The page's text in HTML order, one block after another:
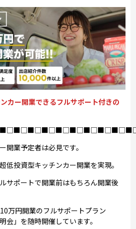
カー開業できるフルサポート付きの
開業予定者は必見です。
低投資型キッチンカー開業を実現。
サポートで開業前はもちろん開業後
万円開業のフルサポートプラン
会」を随時開催しています。